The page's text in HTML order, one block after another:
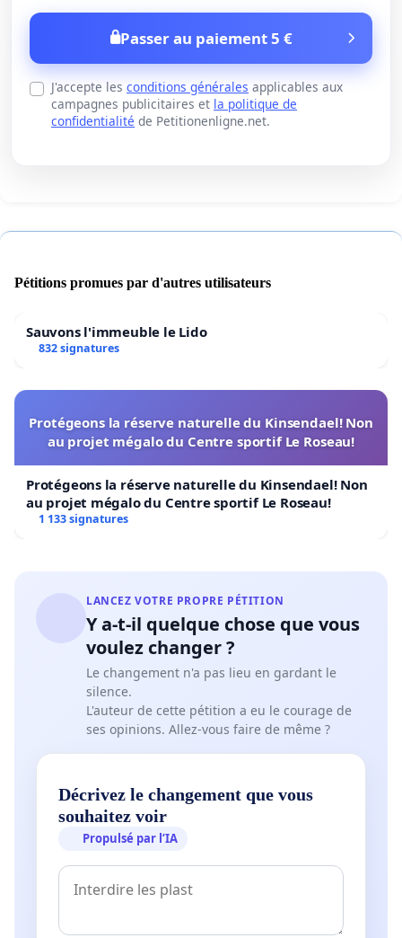
Passer au paiement 5 €
J'accepte les conditions générales applicables aux
campagnes publicitaires et la politique de
confidentialité de Petitionenligne.net.
Pétitions promues par d'autres utilisateurs
Sauvons l'immeuble le Lido
832 signatures
Protégeons la réserve naturelle du Kinsendael! Non
au projet mégalo du Centre sportif Le Roseau!
Protégeons la réserve naturelle du Kinsendael! Non
au projet mégalo du Centre sportif Le Roseau!
1 133 signatures
LANCEZ VOTRE PROPRE PÉTITION
Y a-t-il quelque chose que vous
voulez changer ?
Le changement n'a pas lieu en gardant le
silence.
L'auteur de cette pétition a eu le courage de
ses opinions. Allez-vous faire de même ?
Décrivez le changement que vous
souhaitez voir
Propulsé par l’IA